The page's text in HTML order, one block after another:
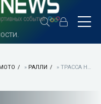
» РАЛЛИ » ТРАССА НЕ ДЛЯ «БЫКОВ»: ЗАМЕТКИ НАКАНУНЕ ГРАН-ПРИ АВСТРИИ - «РАЛЛИ»